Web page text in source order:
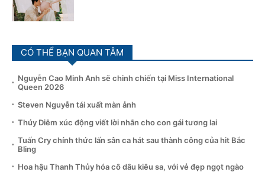
CÓ THỂ BẠN QUAN TÂM
Nguyễn Cao Minh Anh sẽ chinh chiến tại Miss International
Queen 2026
Steven Nguyễn tái xuất màn ảnh
Thúy Diễm xúc động viết lời nhắn cho con gái tương lai
Tuấn Cry chính thức lấn sân ca hát sau thành công của hit Bắc
Bling
Hoa hậu Thanh Thủy hóa cô dâu kiêu sa, với vẻ đẹp ngọt ngào